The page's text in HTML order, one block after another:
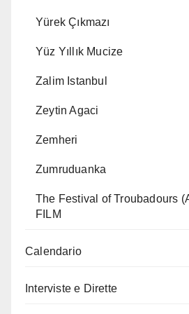
Yürek Çıkmazı
Yüz Yıllık Mucize
Zalim Istanbul
Zeytin Agaci
Zemheri
Zumruduanka
The Festival of Troubadours
FILM
Calendario
Interviste e Dirette